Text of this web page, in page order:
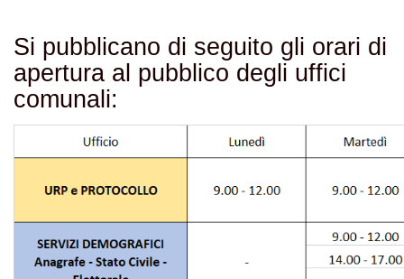
Si pubblicano di seguito gli orari di
apertura al pubblico degli uffici
comunali: